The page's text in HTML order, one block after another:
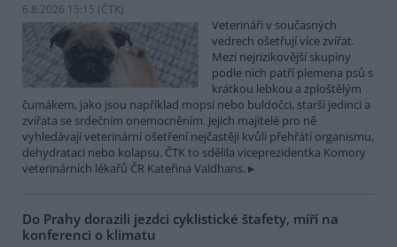
6.8.2026 15:15 (ČTK)
Veterináři v současných
vedrech ošetřují více zvířat.
Mezi nejrizikovější skupiny
podle nich patří plemena psů s
krátkou lebkou a zploštělým
čumákem, jako jsou například mopsi nebo buldočci, starší jedinci a
zvířata se srdečním onemocněním. Jejich majitelé pro ně
vyhledávají veterinární ošetření nejčastěji kvůli přehřátí organismu,
dehydrataci nebo kolapsu. ČTK to sdělila viceprezidentka Komory
veterinárních lékařů ČR Kateřina Valdhans.
Do Prahy dorazili jezdci cyklistické štafety, míří na
konferenci o klimatu